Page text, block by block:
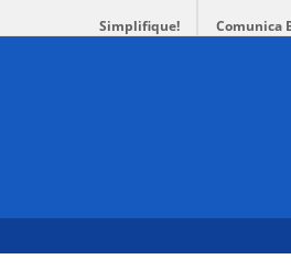
Simplifique! Comunica